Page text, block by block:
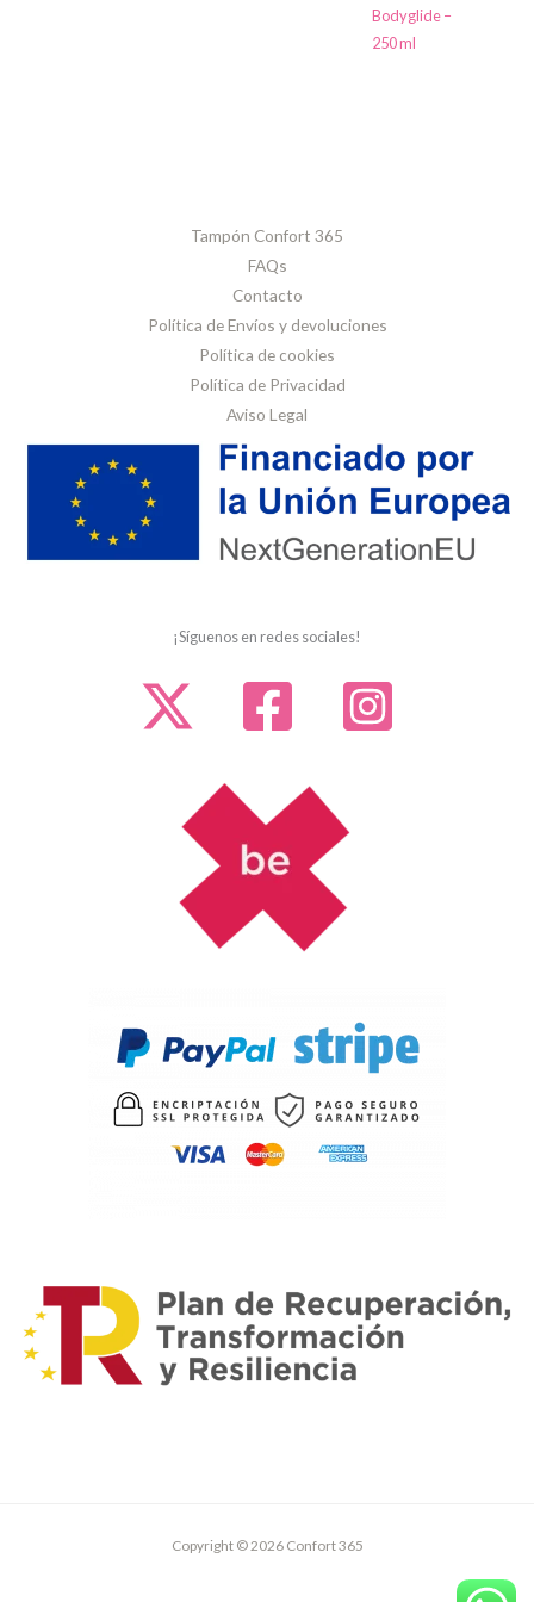
Bodyglide –
250 ml
Tampón Confort 365
FAQs
Contacto
Política de Envíos y devoluciones
Política de cookies
Política de Privacidad
Aviso Legal
¡Síguenos en redes sociales!
Copyright © 2026 Confort 365